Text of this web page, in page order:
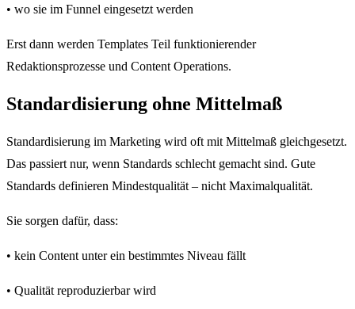
• wo sie im Funnel eingesetzt werden
Erst dann werden Templates Teil funktionierender
Redaktionsprozesse und Content Operations.
Standardisierung ohne Mittelmaß
Standardisierung im Marketing wird oft mit Mittelmaß gleichgesetzt.
Das passiert nur, wenn Standards schlecht gemacht sind. Gute
Standards definieren Mindestqualität – nicht Maximalqualität.
Sie sorgen dafür, dass:
• kein Content unter ein bestimmtes Niveau fällt
• Qualität reproduzierbar wird